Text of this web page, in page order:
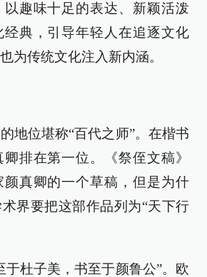
趣味十足的表达、新颖活泼
经典，引导年轻人在追逐文化
为传统文化注入新内涵。
地位堪称“百代之师”。在楷书
排在第一位。《祭侄文稿》
颜真卿的一个草稿，但是为什
界要把这部作品列为“天下行
于杜子美，书至于颜鲁公”。欧